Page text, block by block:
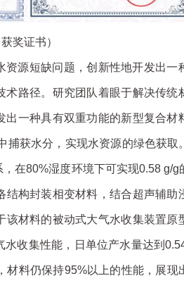
获奖证书）
源短缺问题，创新性地开发出一
路径。研究团队着眼于解决传统
一种具有双重功能的新型复合材
获水分，实现水资源的绿色获取
在80%湿度环境下可实现0.58 g/g
结构封装相变材料，结合超声辅助
该材料的被动式大气水收集装置原
收集性能，日单位产水量达到
材料仍保持95%以上的性能，展现